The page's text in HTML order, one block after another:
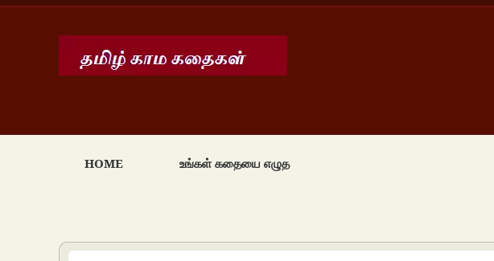
HOME உங்கள் கதையை எழுத